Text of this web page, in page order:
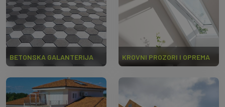
BETONSKA GALANTERIJA KROVNI PROZORI I OPREMA